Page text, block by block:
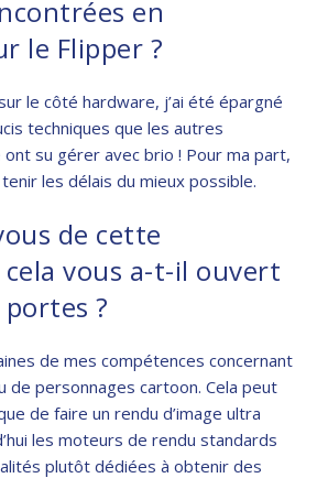
en
le Flipper ?
le côté hardware, j’ai été épargné
techniques que les autres
ont su gérer avec brio ! Pour ma part,
les délais du mieux possible.
de cette
cela vous a-t-il ouvert
?
de mes compétences concernant
de personnages cartoon. Cela peut
de faire un rendu d’image ultra
les moteurs de rendu standards
plutôt dédiées à obtenir des